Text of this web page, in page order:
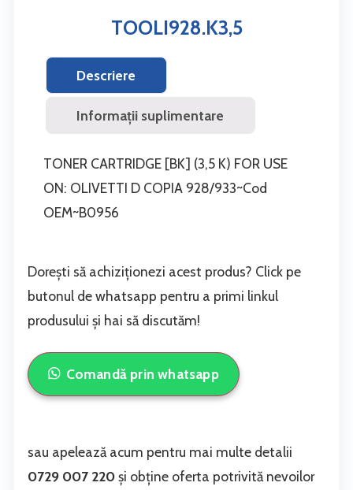
TOOLI928.K3,5
Descriere
Informații suplimentare
TONER CARTRIDGE [BK] (3,5 K) FOR USE
ON: OLIVETTI D COPIA 928/933~Cod
OEM~B0956
Dorești să achiziționezi acest produs? Click pe
butonul de whatsapp pentru a primi linkul
produsului și hai să discutăm!
Comandă prin whatsapp
sau apelează acum pentru mai multe detalii
0729 007 220și obține oferta potrivită nevoilor